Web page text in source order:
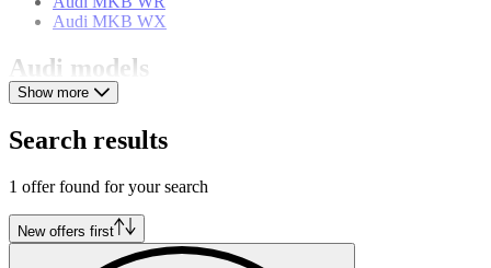
Audi MKB WX
Audi models
Audi 200
Audi 75
Audi A3
Audi A4
Audi A5
Show more
Search results
1 offer found for your search
New offers first